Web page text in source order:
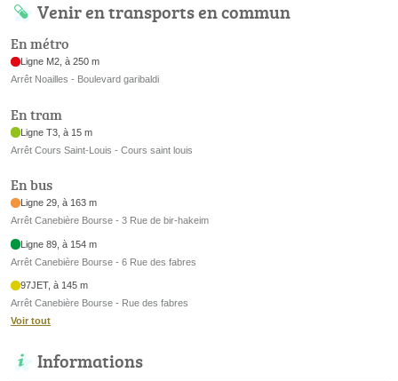
Venir en transports en commun
En métro
Ligne M2, à 250 m
Arrêt Noailles - Boulevard garibaldi
En tram
Ligne T3, à 15 m
Arrêt Cours Saint-Louis - Cours saint louis
En bus
Ligne 29, à 163 m
Arrêt Canebière Bourse - 3 Rue de bir-hakeim
Ligne 89, à 154 m
Arrêt Canebière Bourse - 6 Rue des fabres
97JET, à 145 m
Arrêt Canebière Bourse - Rue des fabres
Voir tout
Informations